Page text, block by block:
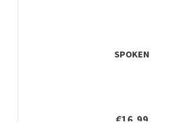
SPOKEN
€16,99